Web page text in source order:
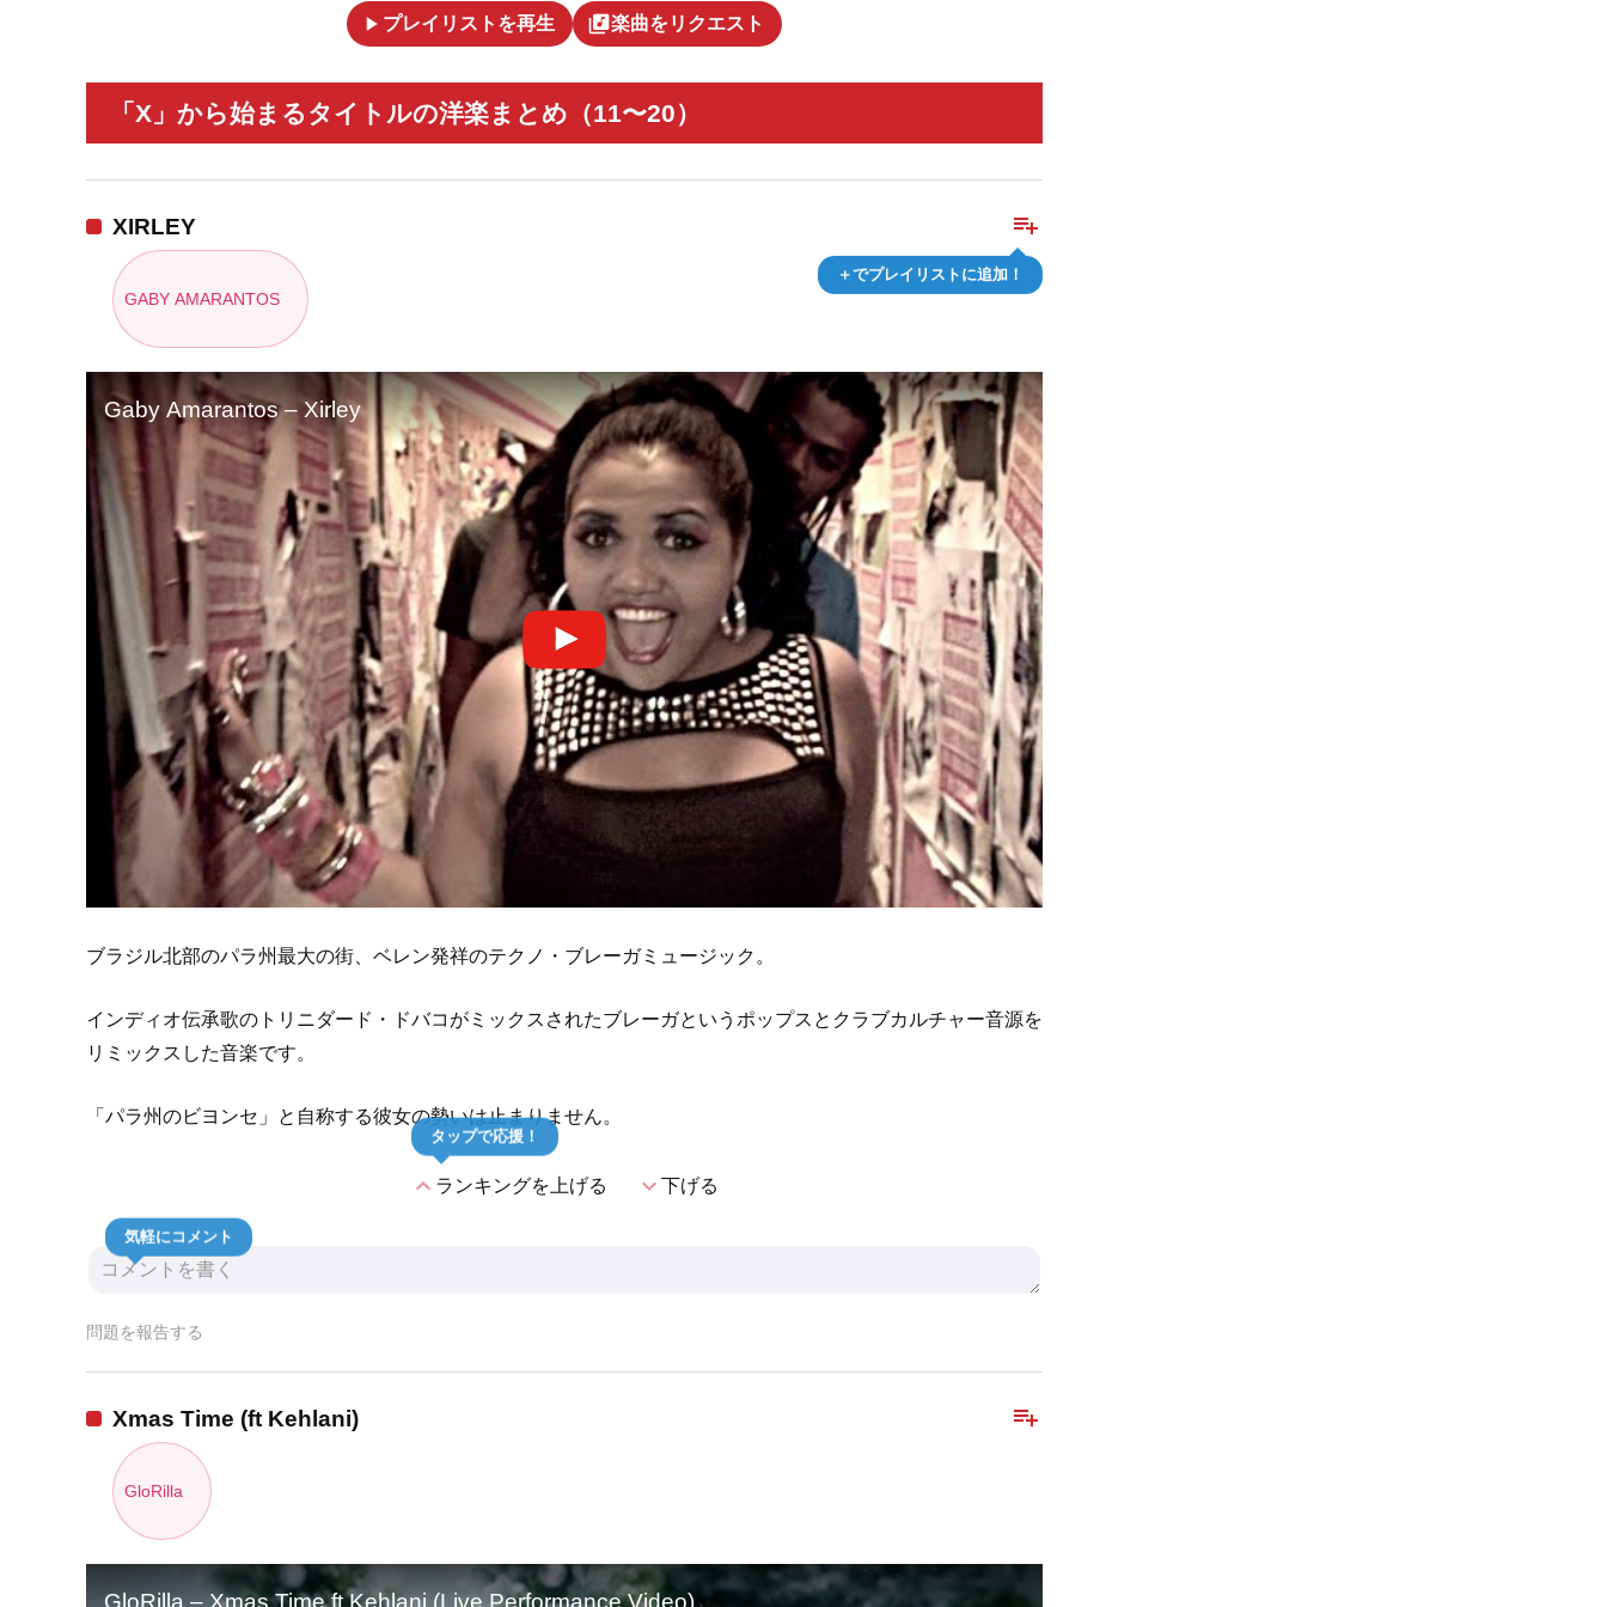
play_arrow プレイリストを再生 library_music楽曲をリクエスト
「X」から始まるタイトルの洋楽まとめ（11〜20）
playlist_add
＋でプレイリストに追加！
XIRLEY
GABY AMARANTOS
Gaby Amarantos – Xirley
ブラジル北部のパラ州最大の街、ベレン発祥のテクノ・ブレーガミュージック。
インディオ伝承歌のトリニダード・ドバコがミックスされたブレーガというポップスとクラブカルチャー音源を
リミックスした音楽です。
「パラ州のビヨンセ」と自称する彼女の勢いは止まりません。
expand_lessランキングを上げる
タップで応援！
expand_more下げる
気軽にコメント
問題を報告する
playlist_add
Xmas Time (ft Kehlani)
GloRilla
GloRilla – Xmas Time ft Kehlani (Live Performance Video)